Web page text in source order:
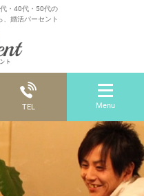
・40代・50代の
、婚活パーセント
TEL Menu